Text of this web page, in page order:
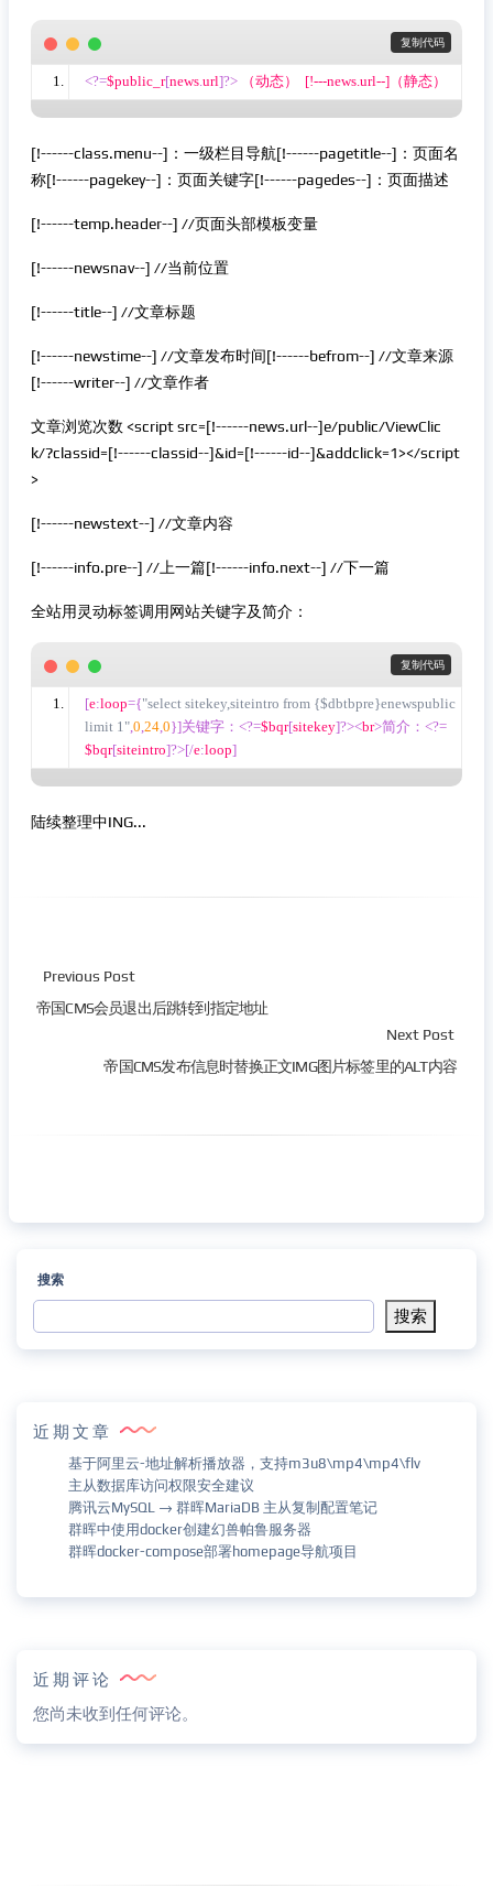
复制代码
<?=$public_r[news.url]?> （动态）  [!---news.url--]（静态）
[!------class.menu--]：一级栏目导航[!------pagetitle--]：页面名
称[!------pagekey--]：页面关键字[!------pagedes--]：页面描述
[!------temp.header--] //页面头部模板变量
[!------newsnav--] //当前位置
[!------title--] //文章标题
[!------newstime--] //文章发布时间[!------befrom--] //文章来源
[!------writer--] //文章作者
文章浏览次数 <script src=[!------news.url--]e/public/ViewClic
k/?classid=[!------classid--]&id=[!------id--]&addclick=1></script
>
[!------newstext--] //文章内容
[!------info.pre--] //上一篇[!------info.next--] //下一篇
全站用灵动标签调用网站关键字及简介：
复制代码
[e:loop={"select sitekey,siteintro from {$dbtbpre}enewspublic
limit 1",0,24,0}]关键字：<?=$bqr[sitekey]?><br>简介：<?=
$bqr[siteintro]?>[/e:loop]
陆续整理中ING...
Previous Post
帝国CMS会员退出后跳转到指定地址
Next Post
帝国CMS发布信息时替换正文IMG图片标签里的ALT内容
搜索
搜索
近期文章
基于阿里云-地址解析播放器，支持m3u8\mp4\mp4\flv
主从数据库访问权限安全建议
腾讯云MySQL → 群晖MariaDB 主从复制配置笔记
群晖中使用docker创建幻兽帕鲁服务器
群晖docker-compose部署homepage导航项目
近期评论
您尚未收到任何评论。